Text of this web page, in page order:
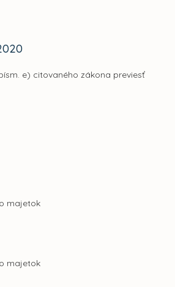
e) citovaného zákona previesť
majetok
majetok